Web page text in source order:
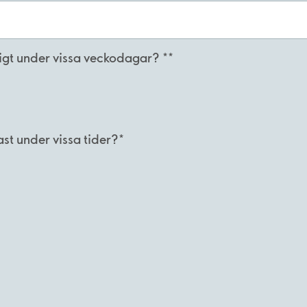
under vissa veckodagar? **
under vissa tider?